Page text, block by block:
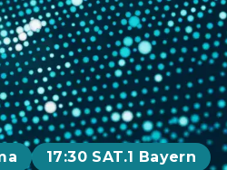
17:30 SAT.1 Bayern